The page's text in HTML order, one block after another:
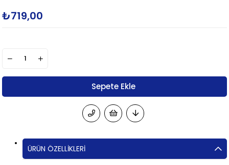
₺719,00
ÜRÜN ÖZELLIKLERI